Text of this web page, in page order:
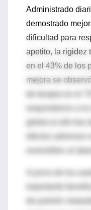
Administrado
demostrado
dificultad para
apetito, la rigidez
en el 43% de los
mejora se
de terapia en el
respondieron a
global al año fue
efectos adversos
A juicio de los